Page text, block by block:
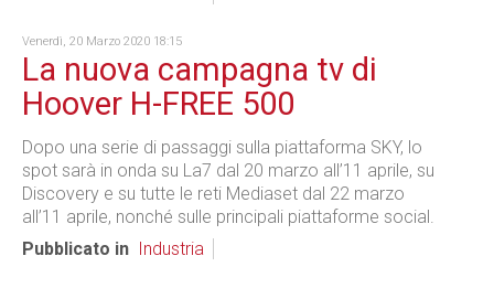
Venerdì, 20 Marzo 2020 18:15
La nuova campagna tv di
Hoover H-FREE 500
Dopo una serie di passaggi sulla piattaforma SKY, lo
spot sarà in onda su La7 dal 20 marzo all’11 aprile, su
Discovery e su tutte le reti Mediaset dal 22 marzo
all’11 aprile, nonché sulle principali piattaforme social.
Pubblicato in
Industria